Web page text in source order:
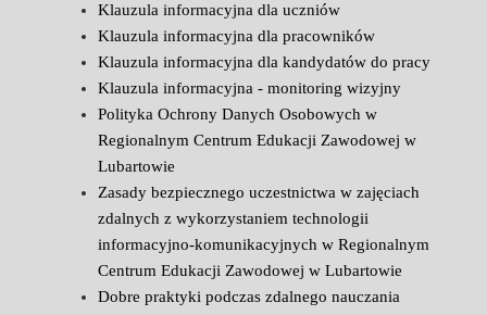
Klauzula informacyjna dla uczniów
Klauzula informacyjna dla pracowników
Klauzula informacyjna dla kandydatów do pracy
Klauzula informacyjna - monitoring wizyjny
Polityka Ochrony Danych Osobowych w
Regionalnym Centrum Edukacji Zawodowej w
Lubartowie
Zasady bezpiecznego uczestnictwa w zajęciach
zdalnych z wykorzystaniem technologii
informacyjno-komunikacyjnych w Regionalnym
Centrum Edukacji Zawodowej w Lubartowie
Dobre praktyki podczas zdalnego nauczania